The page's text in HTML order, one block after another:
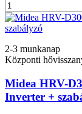
2-3 munkanap
Központi
Midea HRV-
Inverter +